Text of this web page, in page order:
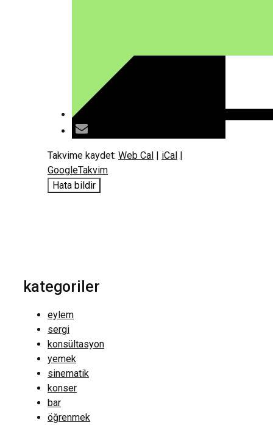
Takvime kaydet: Web Cal | iCal |
GoogleTakvim
Hata bildir
kategoriler
eylem
sergi
konsültasyon
yemek
sinematik
konser
bar
öğrenmek